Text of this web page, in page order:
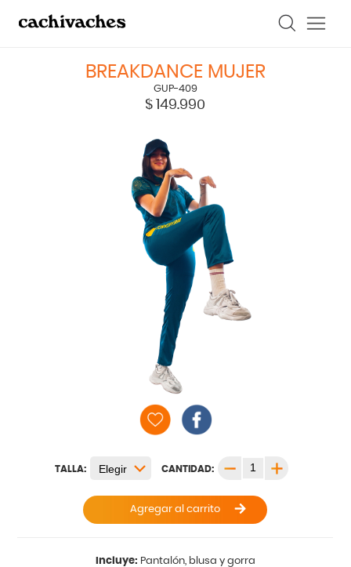
BREAKDANCE MUJER
GUP-409
$ 149.990
TALLA: CANTIDAD:
Agregar al carrito
Incluye: Pantalón, blusa y gorra